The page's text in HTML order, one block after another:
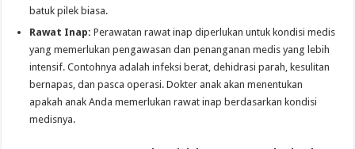
batuk pilek biasa.
Rawat Inap: Perawatan rawat inap diperlukan untuk kondisi medis
yang memerlukan pengawasan dan penanganan medis yang lebih
intensif. Contohnya adalah infeksi berat, dehidrasi parah, kesulitan
bernapas, dan pasca operasi. Dokter anak akan menentukan
apakah anak Anda memerlukan rawat inap berdasarkan kondisi
medisnya.